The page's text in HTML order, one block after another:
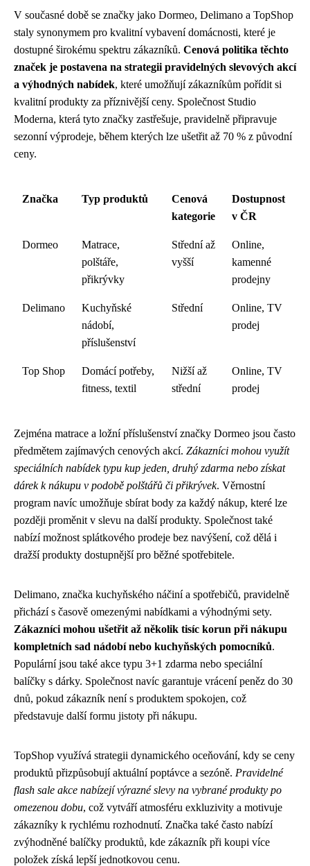
V současné době se značky jako Dormeo, Delimano a TopShop
staly synonymem pro kvalitní vybavení domácnosti, které je
dostupné širokému spektru zákazníků. Cenová politika těchto
značek je postavena na strategii pravidelných slevových akcí
a výhodných nabídek, které umožňují zákazníkům pořídit si
kvalitní produkty za příznivější ceny. Společnost Studio
Moderna, která tyto značky zastřešuje, pravidelně připravuje
sezonní výprodeje, během kterých lze ušetřit až 70 % z původní
ceny.
Značka Typ produktů
Cenová
kategorie
Dostupnost
v ČR
Dormeo
Matrace,
polštáře,
přikrývky
Střední až
vyšší
Online,
kamenné
prodejny
Delimano
Kuchyňské
nádobí,
příslušenství
Střední
Online, TV
prodej
Top Shop
Domácí potřeby,
fitness, textil
Nižší až
střední
Online, TV
prodej
Zejména matrace a ložní příslušenství značky Dormeo jsou často
předmětem zajímavých cenových akcí. Zákazníci mohou využít
speciálních nabídek typu kup jeden, druhý zdarma nebo získat
dárek k nákupu v podobě polštářů či přikrývek. Věrnostní
program navíc umožňuje sbírat body za každý nákup, které lze
později proměnit v slevu na další produkty. Společnost také
nabízí možnost splátkového prodeje bez navýšení, což dělá i
dražší produkty dostupnější pro běžné spotřebitele.
Delimano, značka kuchyňského náčiní a spotřebičů, pravidelně
přichází s časově omezenými nabídkami a výhodnými sety.
Zákazníci mohou ušetřit až několik tisíc korun při nákupu
kompletních sad nádobí nebo kuchyňských pomocníků.
Populární jsou také akce typu 3+1 zdarma nebo speciální
balíčky s dárky. Společnost navíc garantuje vrácení peněz do 30
dnů, pokud zákazník není s produktem spokojen, což
představuje další formu jistoty při nákupu.
TopShop využívá strategii dynamického oceňování, kdy se ceny
produktů přizpůsobují aktuální poptávce a sezóně. Pravidelné
flash sale akce nabízejí výrazné slevy na vybrané produkty po
omezenou dobu, což vytváří atmosféru exkluzivity a motivuje
zákazníky k rychlému rozhodnutí. Značka také často nabízí
zvýhodněné balíčky produktů, kde zákazník při koupi více
položek získá lepší jednotkovou cenu.